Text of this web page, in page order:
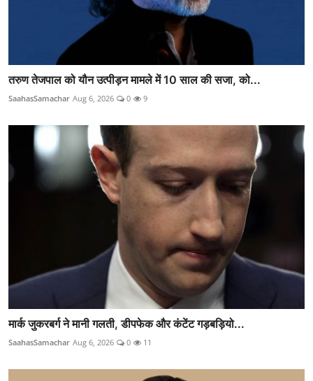
तरुण तेजपाल को यौन उत्पीड़न मामले में 10 साल की सजा, को...
SaahasSamachar Aug 6, 2026 0 9
मार्क जुकरबर्ग ने मानी गलती, डीपफेक और कंटेंट गड़बड़ियो...
SaahasSamachar Aug 6, 2026 0 11